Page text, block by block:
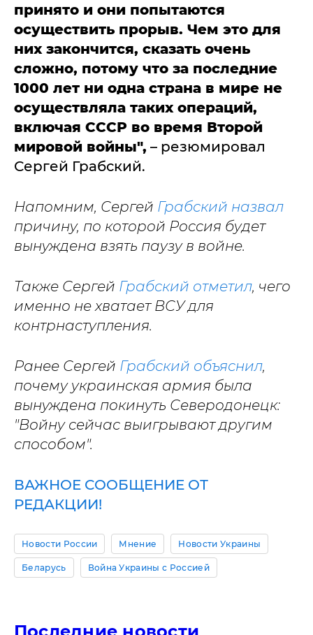
принято и они попытаются
осуществить прорыв. Чем это для
них закончится, сказать очень
сложно, потому что за последние
1000 лет ни одна страна в мире не
осуществляла таких операций,
включая СССР во время Второй
мировой войны", – резюмировал
Сергей Грабский.
Напомним, Сергей Грабский назвал
причину, по которой Россия будет
вынуждена взять паузу в войне.
Также Сергей Грабский отметил, чего
именно не хватает ВСУ для
контрнаступления.
Ранее Сергей Грабский объяснил,
почему украинская армия была
вынуждена покинуть Северодонецк:
"Войну сейчас выигрывают другим
способом".
ВАЖНОЕ СООБЩЕНИЕ ОТ
РЕДАКЦИИ!
Новости России Мнение Новости Украины
Беларусь Война Украины с Россией